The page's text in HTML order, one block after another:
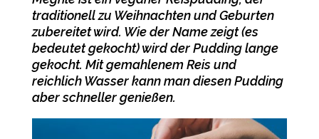
traditionell zu Weihnachten und Geburten
zubereitet wird. Wie der Name zeigt (es
bedeutet gekocht) wird der Pudding lange
gekocht. Mit gemahlenem Reis und
reichlich Wasser kann man diesen Pudding
aber schneller genießen.